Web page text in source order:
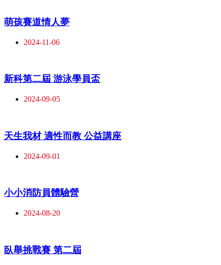
萌孩賽道情人夢
2024-11-06
新科第二屆 游泳學員盃
2024-09-05
天生我材 適性而教 公益講座
2024-09-01
小小消防員體驗營
2024-08-20
臥舉挑戰賽 第二屆